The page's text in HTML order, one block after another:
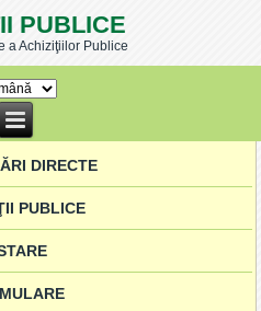
PUBLICE
a Achiziţiilor Publice
DIRECTE
PUBLICE